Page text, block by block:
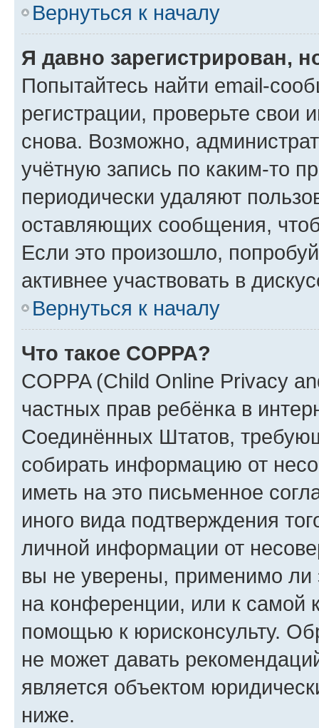
Вернуться к началу
Я давно зарегистрирован,
Попытайтесь найти email-
регистрации, проверьте свои
снова. Возможно,
учётную запись по каким-то
периодически удаляют
оставляющих сообщения,
Если это произошло,
активнее участвовать в
Вернуться к началу
Что такое COPPA?
COPPA (Child Online Privacy
частных прав ребёнка в
Соединённых Штатов,
собирать информацию от
иметь на это письменное
иного вида подтверждения
личной информации от
вы не уверены, применимо ли
на конференции, или к самой
помощью к юрисконсульту.
не может давать
является объектом
ниже.